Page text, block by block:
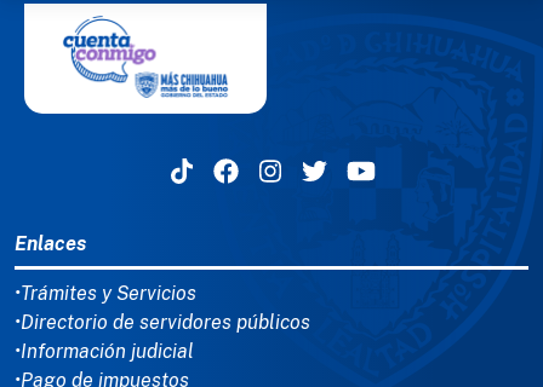
Enlaces
•Trámites y Servicios
•Directorio de servidores públicos
•Información judicial
•Pago de impuestos